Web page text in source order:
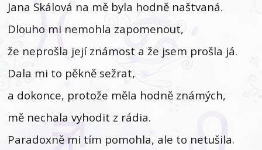
Jana Skálová na mě byla hodně naštvaná.
Dlouho mi nemohla zapomenout,
že neprošla její známost a že jsem prošla já.
Dala mi to pěkně sežrat,
a dokonce, protože měla hodně známých,
mě nechala vyhodit z rádia.
Paradoxně mi tím pomohla, ale to netušila.